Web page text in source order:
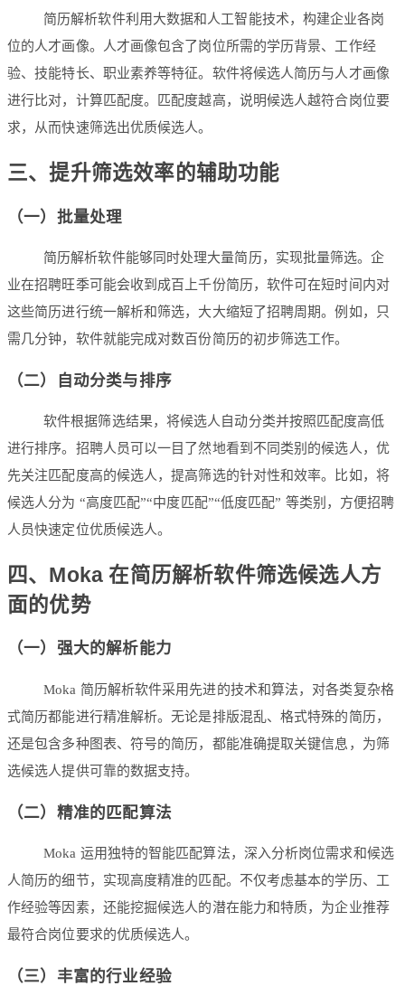
简历解析软件利用大数据和人工智能技术，构建企业各岗
位的人才画像。人才画像包含了岗位所需的学历背景、工作经
验、技能特长、职业素养等特征。软件将候选人简历与人才画像
进行比对，计算匹配度。匹配度越高，说明候选人越符合岗位要
求，从而快速筛选出优质候选人。
三、提升筛选效率的辅助功能
（一）批量处理
简历解析软件能够同时处理大量简历，实现批量筛选。企
业在招聘旺季可能会收到成百上千份简历，软件可在短时间内对
这些简历进行统一解析和筛选，大大缩短了招聘周期。例如，只
需几分钟，软件就能完成对数百份简历的初步筛选工作。
（二）自动分类与排序
软件根据筛选结果，将候选人自动分类并按照匹配度高低
进行排序。招聘人员可以一目了然地看到不同类别的候选人，优
先关注匹配度高的候选人，提高筛选的针对性和效率。比如，将
候选人分为 “高度匹配”“中度匹配”“低度匹配” 等类别，方便招聘
人员快速定位优质候选人。
四、Moka 在简历解析软件筛选候选人方
面的优势
（一）强大的解析能力
Moka 简历解析软件采用先进的技术和算法，对各类复杂格
式简历都能进行精准解析。无论是排版混乱、格式特殊的简历，
还是包含多种图表、符号的简历，都能准确提取关键信息，为筛
选候选人提供可靠的数据支持。
（二）精准的匹配算法
Moka 运用独特的智能匹配算法，深入分析岗位需求和候选
人简历的细节，实现高度精准的匹配。不仅考虑基本的学历、工
作经验等因素，还能挖掘候选人的潜在能力和特质，为企业推荐
最符合岗位要求的优质候选人。
（三）丰富的行业经验